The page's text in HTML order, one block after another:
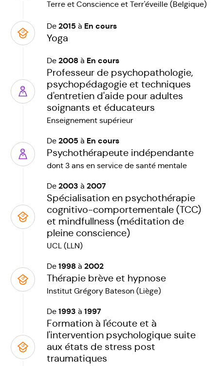
Terre et Conscience et Terr'éveille (Belgique)
De2015 à En cours
Yoga
De2008 à En cours
Professeur de psychopathologie,
psychopédagogie et techniques
d'entretien d'aide pour adultes
soignants et éducateurs
Enseignement supérieur
De2005 à En cours
Psychothérapeute indépendante
dont 3 ans en service de santé mentale
De2003 à2007
Spécialisation en psychothérapie
cognitivo-comportementale (TCC)
et mindfullness (méditation de
pleine conscience)
UCL (LLN)
De1998 à2002
Thérapie brève et hypnose
Institut Grégory Bateson (Liège)
De1993 à1997
Formation à l'écoute et à
l'intervention psychologique suite
aux états de stress post
traumatiques